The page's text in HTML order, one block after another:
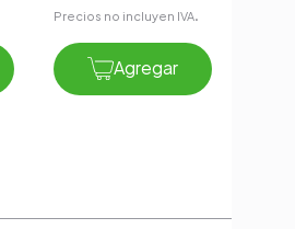
Precios no incluyen IVA.
Agregar